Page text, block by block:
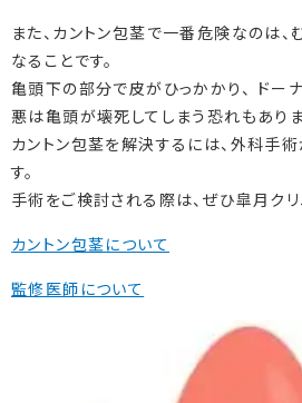
また、カントン包茎で一番危険なのは
なることです。
亀頭下の部分で皮がひっかかり、 ドー
悪は亀頭が壊死してしまう恐れもありま
カントン包茎を解決するには、外科手
す。
手術をご検討される際は、ぜひ皐月クリ
カントン包茎について
監修医師について